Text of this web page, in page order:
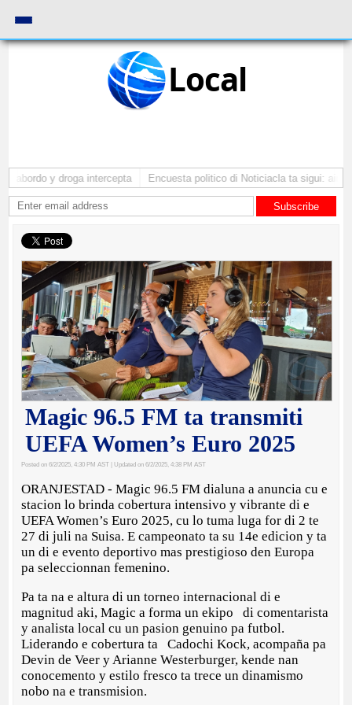
Local
abordo y droga intercepta Encuesta politico di Noticiacla ta sigui:
Subscribe
Magic 96.5 FM ta transmiti
UEFA Women’s Euro 2025
Posted on 6/2/2025, 4:30 PM AST | Updated on 6/2/2025, 4:38 PM AST
ORANJESTAD - Magic 96.5 FM dialuna a anuncia cu e
stacion lo brinda cobertura intensivo y vibrante di e
UEFA Women’s Euro 2025, cu lo tuma luga for di 2 te
27 di juli na Suisa. E campeonato ta su 14e edicion y ta
un di e evento deportivo mas prestigioso den Europa
pa seleccionnan femenino.
Pa ta na e altura di un torneo internacional di e
magnitud aki, Magic a forma un ekipo di comentarista
y analista local cu un pasion genuino pa futbol.
Liderando e cobertura ta Cadochi Kock, acompaña pa
Devin de Veer y Arianne Westerburger, kende nan
conocemento y estilo fresco ta trece un dinamismo
nobo na e transmision.